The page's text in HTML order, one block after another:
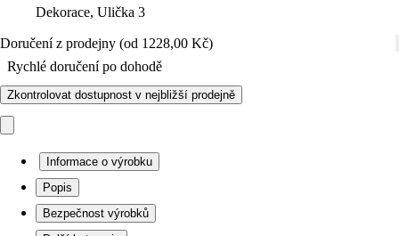
Dekorace, Ulička 3
Doručení z prodejny (od 1228,00 Kč)
Rychlé doručení po dohodě
Zkontrolovat dostupnost v nejbližší prodejně
Informace o výrobku
Popis
Bezpečnost výrobků